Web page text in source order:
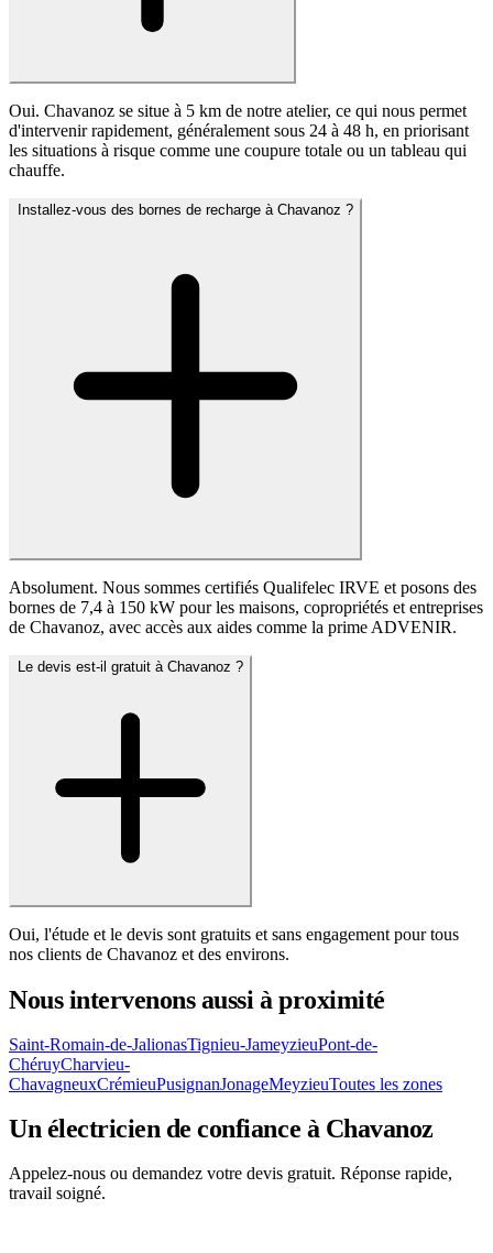
Oui. Chavanoz se situe à 5 km de notre atelier, ce qui nous permet
d'intervenir rapidement, généralement sous 24 à 48 h, en priorisant
les situations à risque comme une coupure totale ou un tableau qui
chauffe.
Installez-vous des bornes de recharge à Chavanoz ?
Absolument. Nous sommes certifiés Qualifelec IRVE et posons des
bornes de 7,4 à 150 kW pour les maisons, copropriétés et entreprises
de Chavanoz, avec accès aux aides comme la prime ADVENIR.
Le devis est-il gratuit à Chavanoz ?
Oui, l'étude et le devis sont gratuits et sans engagement pour tous
nos clients de Chavanoz et des environs.
Nous intervenons aussi à proximité
Saint-Romain-de-JalionasTignieu-JameyzieuPont-de-
ChéruyCharvieu-
ChavagneuxCrémieuPusignanJonageMeyzieuToutes les zones
Un électricien de confiance à Chavanoz
Appelez-nous ou demandez votre devis gratuit. Réponse rapide,
travail soigné.